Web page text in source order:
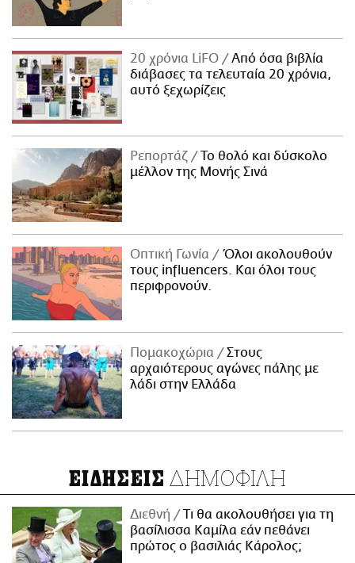
20 χρόνια LiFO
Από όσα βιβλία
διάβασες τα τελευταία 20 χρόνια,
αυτό ξεχωρίζεις
Ρεπορτάζ
Το θολό και δύσκολο
μέλλον της Μονής Σινά
Οπτική Γωνία
Όλοι ακολουθούν
τους influencers. Και όλοι τους
περιφρονούν.
Πομακοχώρια
Στους
αρχαιότερους αγώνες πάλης με
λάδι στην Ελλάδα
ΕΙΔΗΣΕΙΣ ΔΗΜΟΦΙΛΗ
Διεθνή
Τι θα ακολουθήσει για τη
βασίλισσα Καμίλα εάν πεθάνει
πρώτος ο βασιλιάς Κάρολος;